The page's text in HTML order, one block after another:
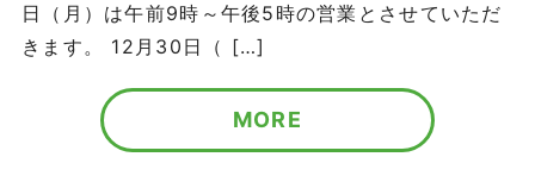
日（月）は午前9時～午後5時の営業とさせていただ
きます。 12月30日（ […]
MORE